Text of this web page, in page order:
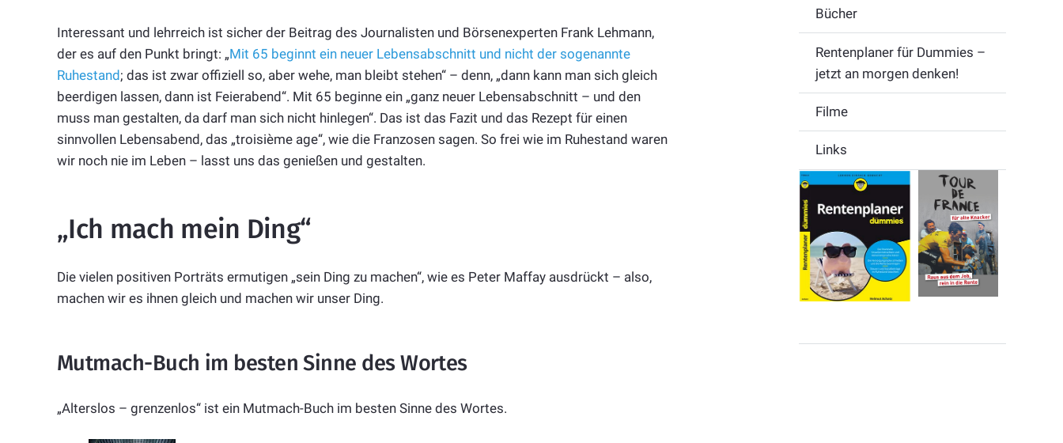
Interessant und lehrreich ist sicher der Beitrag des Journalisten und Börsenexperten Frank Lehmann,
der es auf den Punkt bringt: „Mit 65 beginnt ein neuer Lebensabschnitt und nicht der sogenannte
Ruhestand; das ist zwar offiziell so, aber wehe, man bleibt stehen“ – denn, „dann kann man sich gleich
beerdigen lassen, dann ist Feierabend“. Mit 65 beginne ein „ganz neuer Lebensabschnitt – und den
muss man gestalten, da darf man sich nicht hinlegen“. Das ist das Fazit und das Rezept für einen
sinnvollen Lebensabend, das „troisième age“, wie die Franzosen sagen. So frei wie im Ruhestand waren
wir noch nie im Leben – lasst uns das genießen und gestalten.
„Ich mach mein Ding“
Die vielen positiven Porträts ermutigen „sein Ding zu machen“, wie es Peter Maffay ausdrückt – also,
machen wir es ihnen gleich und machen wir unser Ding.
Mutmach-Buch im besten Sinne des Wortes
„Alterslos – grenzenlos“ ist ein Mutmach-Buch im besten Sinne des Wortes.
Bücher
Rentenplaner für Dummies –
jetzt an morgen denken!
Filme
Links